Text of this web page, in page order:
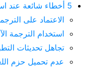
5 أخطاء شائعة عند استخدام تطبيقات ترجمة عربي الماني
الاعتماد على
استخدام الترجمة
تجاهل تحديثات
عدم تحميل حزم